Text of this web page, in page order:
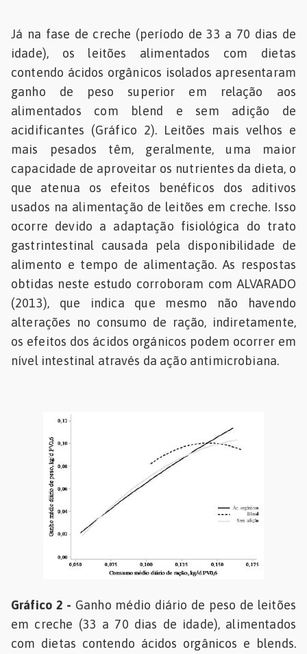
Já na fase de creche (período de 33 a 70 dias de
idade), os leitões alimentados com dietas
contendo ácidos orgânicos isolados apresentaram
ganho de peso superior em relação aos
alimentados com blend e sem adição de
acidificantes (Gráfico 2). Leitões mais velhos e
mais pesados têm, geralmente, uma maior
capacidade de aproveitar os nutrientes da dieta, o
que atenua os efeitos benéficos dos aditivos
usados na alimentação de leitões em creche. Isso
ocorre devido a adaptação fisiológica do trato
gastrintestinal causada pela disponibilidade de
alimento e tempo de alimentação. As respostas
obtidas neste estudo corroboram com ALVARADO
(2013), que indica que mesmo não havendo
alterações no consumo de ração, indiretamente,
os efeitos dos ácidos orgánicos podem ocorrer em
nível intestinal através da ação antimicrobiana.
Gráfico 2 - Ganho médio diário de peso de leitões
em creche (33 a 70 dias de idade), alimentados
com dietas contendo ácidos orgânicos e blends.